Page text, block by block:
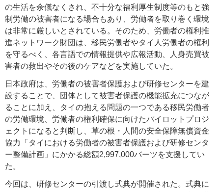
の生活を余儀なくされ、不十分な福利厚生制度等のもと強
制労働の被害者になる場合もあり、労働者を取り巻く環境
は非常に厳しいとされている。そのため、労働者の権利推
進ネットワーク財団は、移民労働者やタイ人労働者の権利
を守るべく、各言語での情報提供や広報活動、人身売買被
害者の救出やその後のケアなどを実施していた。
日本政府は、労働者の被害者保護および研修センターを建
設することで、団体として被害者保護の機能拡充につなが
ることに加え、タイの抱える問題の一つである移民労働者
の労働環境、労働者の権利確保に向けたパイロットプロジ
ェクトになると判断し、草の根・人間の安全保障無償資金
協力「タイにおける労働者の被害者保護および研修センタ
ー整備計画」にかかる総額2,997,000バーツを支援してい
た。
今回は、研修センターの引渡し式典が開催された。式典に